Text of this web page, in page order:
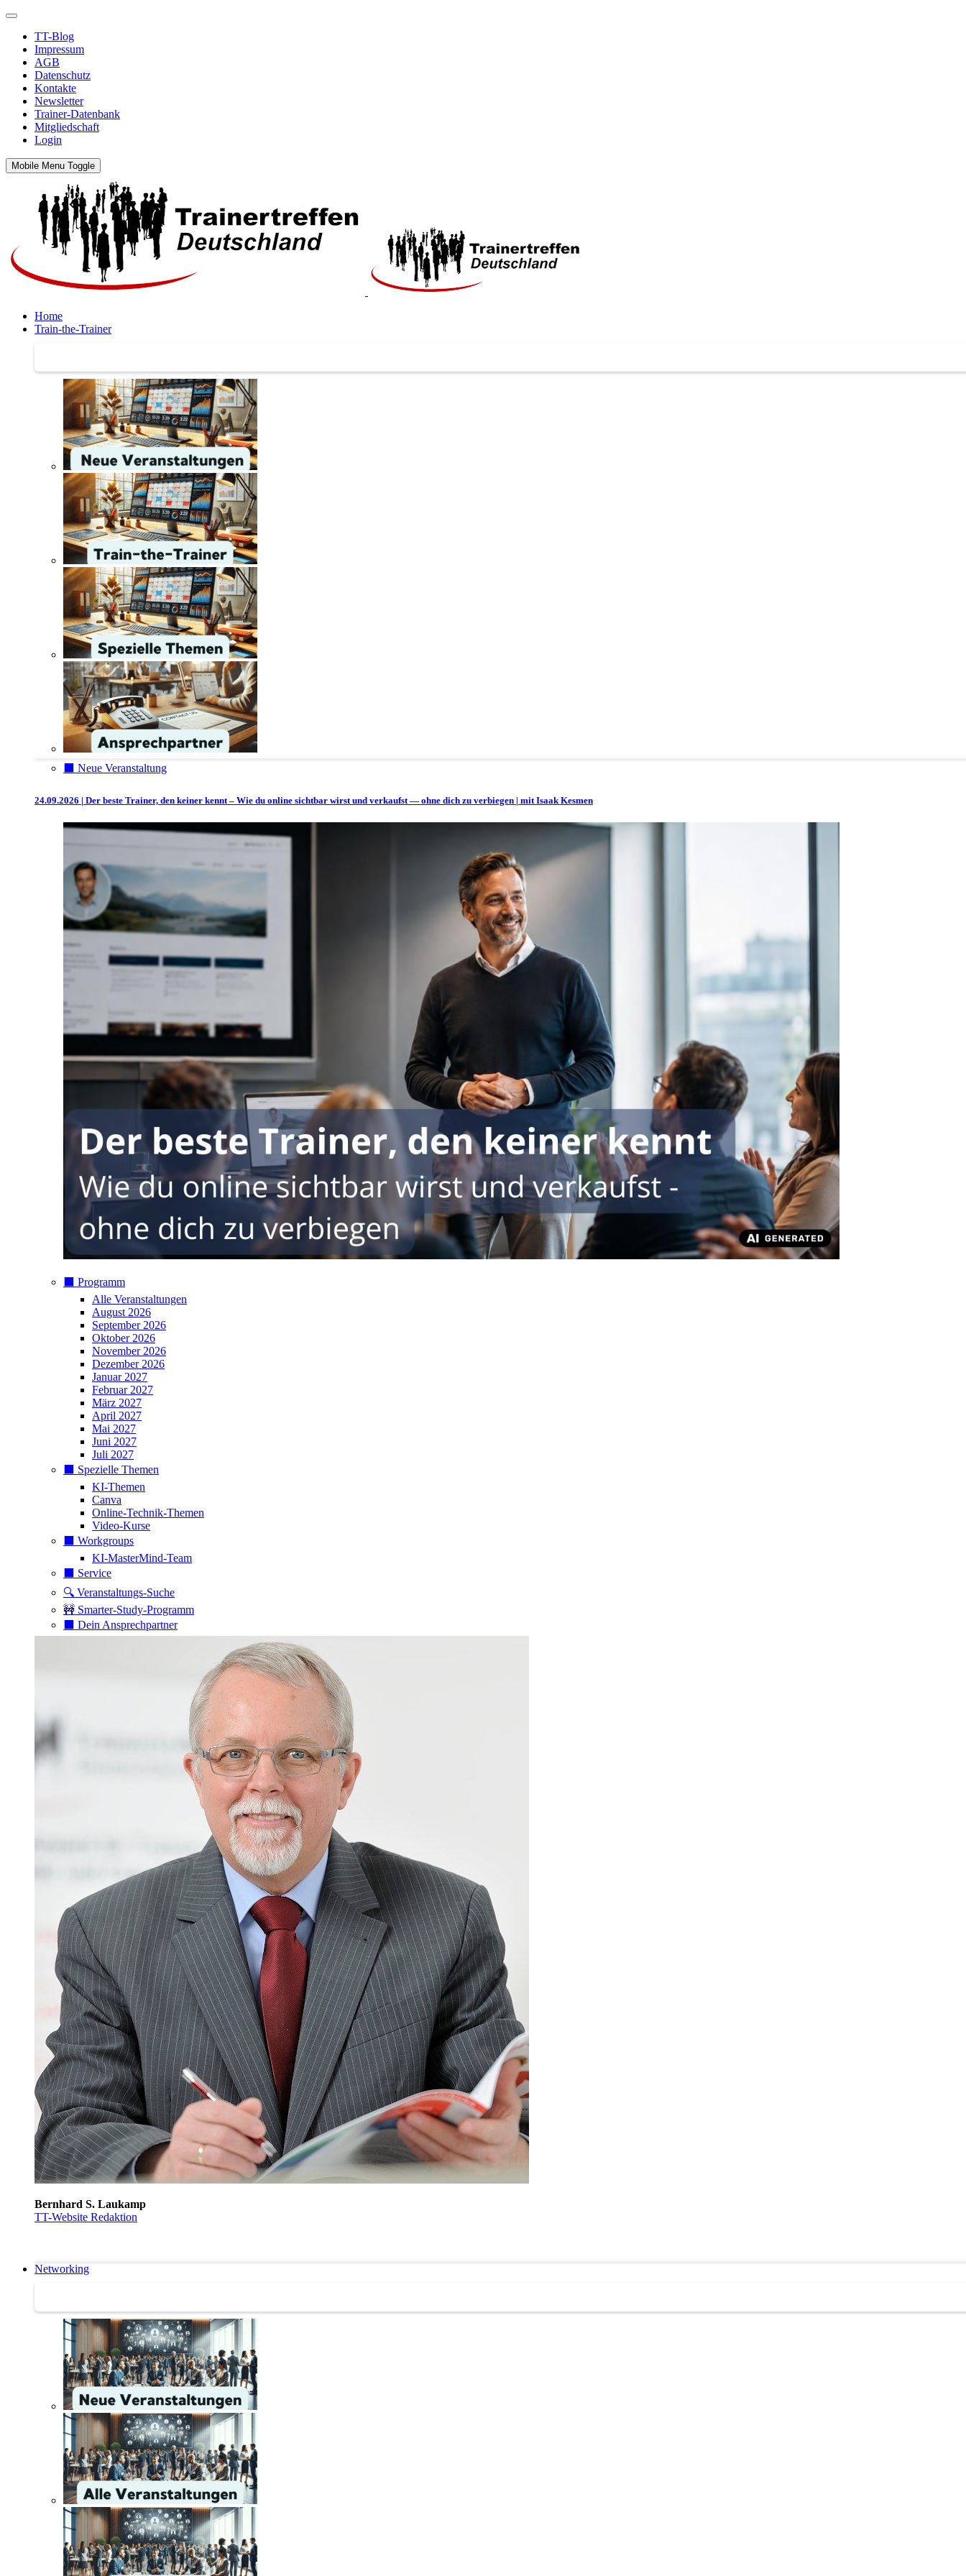
TT-Blog
Impressum
AGB
Datenschutz
Kontakte
Newsletter
Trainer-Datenbank
Mitgliedschaft
Login
Mobile Menu Toggle
Home
Train-the-Trainer
⬛️ Neue Veranstaltung
24.09.2026 | Der beste Trainer, den keiner kennt – Wie du online sichtbar wirst und verkaufst — ohne dich zu verbiegen | mit Isaak Kesmen
⬛️ Programm
Alle Veranstaltungen
August 2026
September 2026
Oktober 2026
November 2026
Dezember 2026
Januar 2027
Februar 2027
März 2027
April 2027
Mai 2027
Juni 2027
Juli 2027
⬛️ Spezielle Themen
KI-Themen
Canva
Online-Technik-Themen
Video-Kurse
⬛️ Workgroups
KI-MasterMind-Team
⬛️ Service
🔍 Veranstaltungs-Suche
🚧 Smarter-Study-Programm
⬛️ Dein Ansprechpartner
Bernhard S. Laukamp
TT-Website Redaktion
Networking